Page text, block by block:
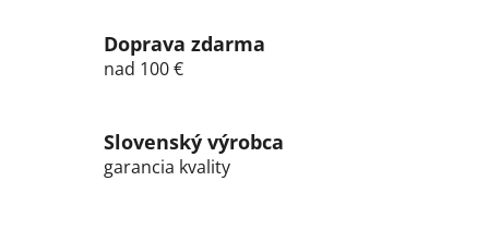
i
v
Doprava zdarma
nad 100 €
Slovenský výrobca
garancia kvality